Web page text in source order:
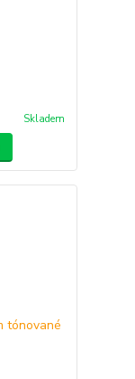
Skladem